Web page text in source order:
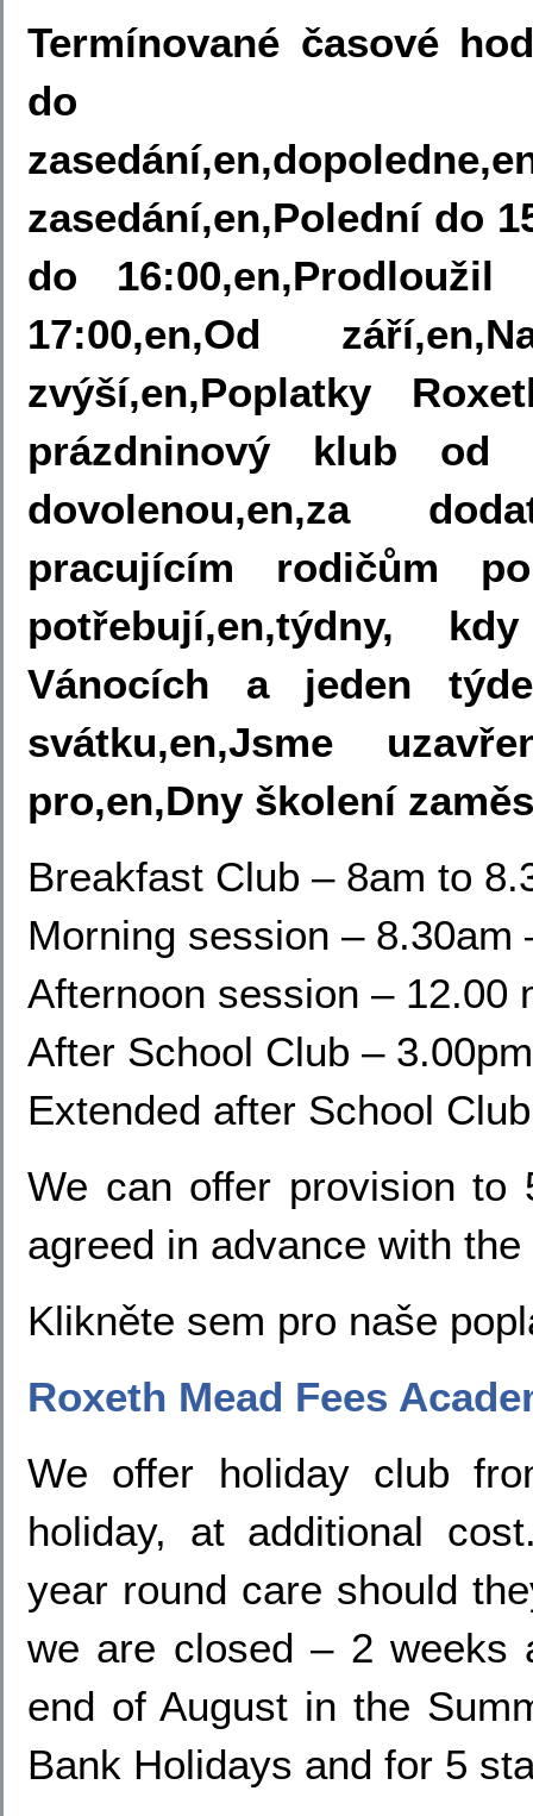
Termínované časové
do
zasedání,en,Polední do
do
17:00,en,Od
zvýší,en,Poplatky
prázdninový klub
dovolenou,en,za
pracujícím rodičům
potřebují,en,týdny,
Vánocích a jeden
svátku,en,Jsme
pro,en,Dny školení
Breakfast Club – 8am to
Morning session – 8.30am
Afternoon session – 12.00
After School Club –
Extended after School
We can offer provision to
agreed in advance with
Klikněte sem pro naše
Roxeth Mead Fees
We offer holiday club
holiday, at additional
year round care should
we are closed – 2 weeks
end of August in the
Bank Holidays and for 5